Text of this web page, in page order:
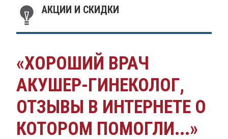
АКЦИИ И СКИДКИ
«ХОРОШИЙ ВРАЧ
АКУШЕР-ГИНЕКОЛОГ,
ОТЗЫВЫ В ИНТЕРНЕТЕ О
КОТОРОМ ПОМОГЛИ...»